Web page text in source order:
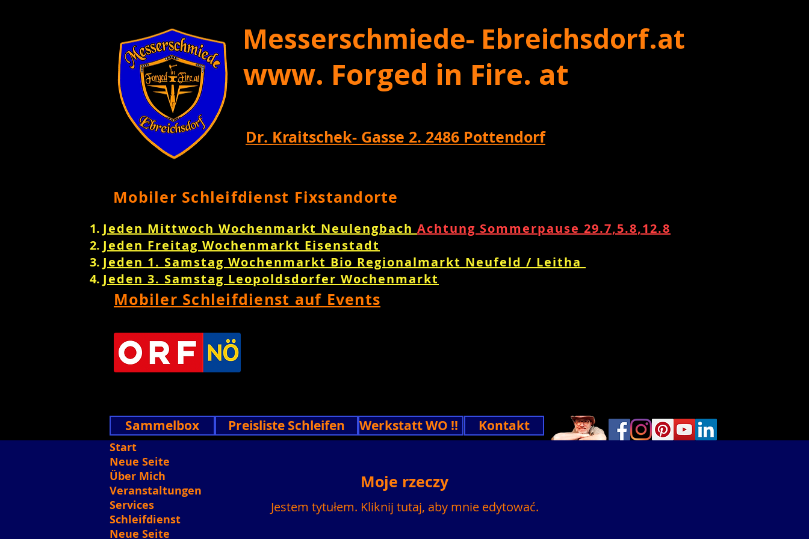
Messerschmiede- Ebreichsdorf.at
www. Forged in Fire. at
Dr. Kraitschek- Gasse 2. 2486 Pottendorf
Mobiler Schleifdienst Fixstandorte
Jeden Mittwoch Wochenmarkt Neulengbach Achtung Sommerpause 29.7,5.8,12.8
Jeden Freitag Wochenmarkt Eisenstadt
Jeden 1. Samstag Wochenmarkt Bio Regionalmarkt Neufeld / Leitha
Jeden 3. Samstag Leopoldsdorfer Wochenmarkt
Mobiler Schleifdienst auf Events
Sammelbox Preisliste Schleifen Werkstatt WO !! Kontakt
Moje rzeczy
Jestem tytułem.​ Kliknij tutaj, aby mnie edytować.
Start
Neue Seite
Über Mich
Veranstaltungen
Services
Schleifdienst
Neue Seite